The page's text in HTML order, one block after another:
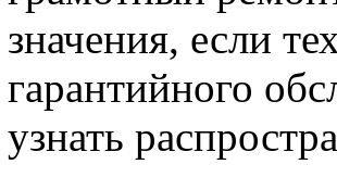
значения, если
гарантийного
узнать